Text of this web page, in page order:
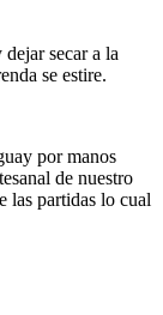
secar a la
se estire.
por manos
de nuestro
las partidas lo cual